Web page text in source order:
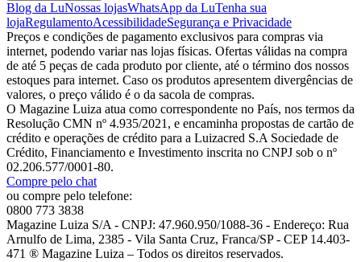
Blog da LuNossas lojasWhatsApp da LuTenha sua
lojaRegulamentoAcessibilidadeSegurança e Privacidade
Preços e condições de pagamento exclusivos para compras via
internet, podendo variar nas lojas físicas. Ofertas válidas na compra
de até 5 peças de cada produto por cliente, até o término dos nossos
estoques para internet. Caso os produtos apresentem divergências de
valores, o preço válido é o da sacola de compras.
O Magazine Luiza atua como correspondente no País, nos termos da
Resolução CMN nº 4.935/2021, e encaminha propostas de cartão de
crédito e operações de crédito para a Luizacred S.A Sociedade de
Crédito, Financiamento e Investimento inscrita no CNPJ sob o nº
02.206.577/0001-80.
Compre pelo chat
ou compre pelo telefone:
0800 773 3838
Magazine Luiza S/A - CNPJ: 47.960.950/1088-36 - Endereço: Rua
Arnulfo de Lima, 2385 - Vila Santa Cruz, Franca/SP - CEP 14.403-
471 ® Magazine Luiza – Todos os direitos reservados.